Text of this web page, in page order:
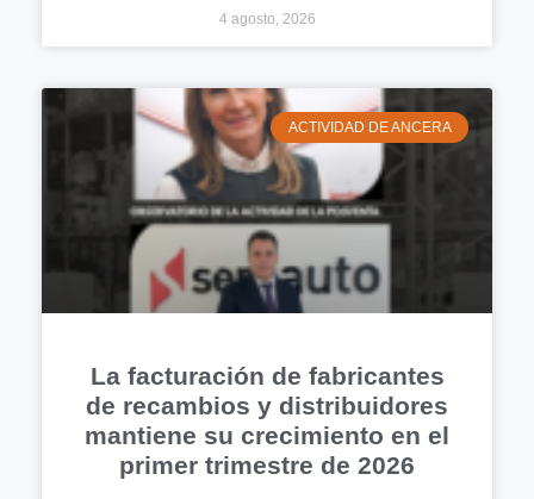
4 agosto, 2026
ACTIVIDAD DE ANCERA
La facturación de fabricantes
de recambios y distribuidores
mantiene su crecimiento en el
primer trimestre de 2026